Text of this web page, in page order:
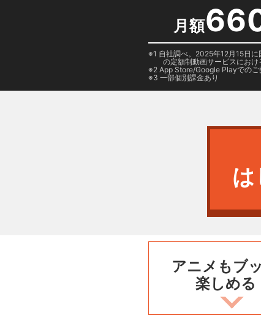
月額
1 自社調べ。2025年12月15日
の定額制動画サービスにおけ
2 App Store/Google Playでの
3 一部個別課金あり
は
アニメもブ
楽しめる